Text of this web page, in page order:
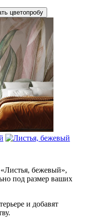
цветопробу
бежевый»,
под размер ваших
и добавят